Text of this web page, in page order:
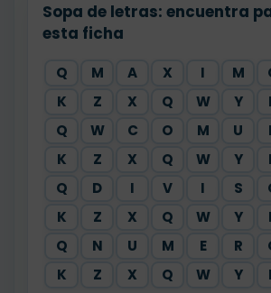
Sopa de letras: encuentra
esta ficha
Q M A X I M
K
Z X Q W Y
Q
W C O M U
K
Z X Q W Y
Q
D I V I S
K
Z X Q W Y
Q
N U M E R
K
Z X Q W Y